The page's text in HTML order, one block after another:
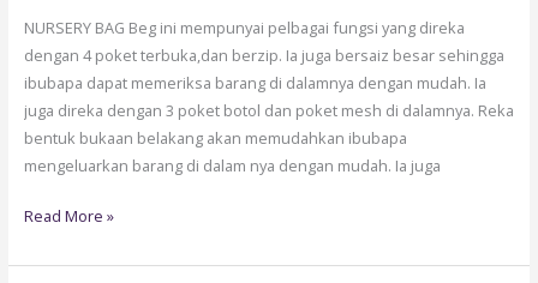
NURSERY BAG Beg ini mempunyai pelbagai fungsi yang direka
dengan 4 poket terbuka,dan berzip. Ia juga bersaiz besar sehingga
ibubapa dapat memeriksa barang di dalamnya dengan mudah. Ia
juga direka dengan 3 poket botol dan poket mesh di dalamnya. Reka
bentuk bukaan belakang akan memudahkan ibubapa
mengeluarkan barang di dalam nya dengan mudah. Ia juga
Read More »